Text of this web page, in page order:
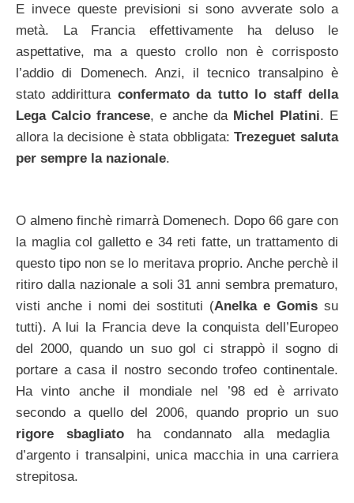
E invece queste previsioni si sono avverate solo a
metà. La Francia effettivamente ha deluso le
aspettative, ma a questo crollo non è corrisposto
l’addio di Domenech. Anzi, il tecnico transalpino è
stato addirittura confermato da tutto lo staff della
Lega Calcio francese, e anche da Michel Platini. E
allora la decisione è stata obbligata: Trezeguet saluta
per sempre la nazionale.
O almeno finchè rimarrà Domenech. Dopo 66 gare con
la maglia col galletto e 34 reti fatte, un trattamento di
questo tipo non se lo meritava proprio. Anche perchè il
ritiro dalla nazionale a soli 31 anni sembra prematuro,
visti anche i nomi dei sostituti (Anelka e Gomis su
tutti). A lui la Francia deve la conquista dell’Europeo
del 2000, quando un suo gol ci strappò il sogno di
portare a casa il nostro secondo trofeo continentale.
Ha vinto anche il mondiale nel ’98 ed è arrivato
secondo a quello del 2006, quando proprio un suo
rigore sbagliatoha condannato alla medaglia
d’argento i transalpini, unica macchia in una carriera
strepitosa.